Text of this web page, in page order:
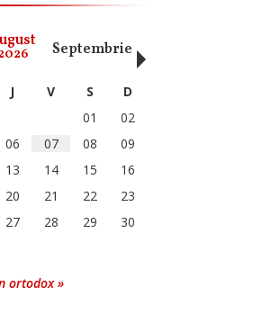
Septembrie Octombrie
J V S
D
01
02
06 07 08
09
13 14 15
16
20 21 22
23
27 28 29
30
ortodox »